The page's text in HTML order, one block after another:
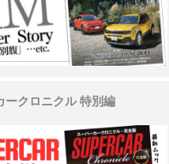
ークロニクル 特別編